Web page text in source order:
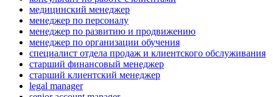
медицинский менеджер
менеджер по персоналу
менеджер по развитию и продвижению
менеджер по организации обучения
специалист отдела продаж и клиентского обслуживания
старший финансовый менеджер
старший клиентский менеджер
legal manager